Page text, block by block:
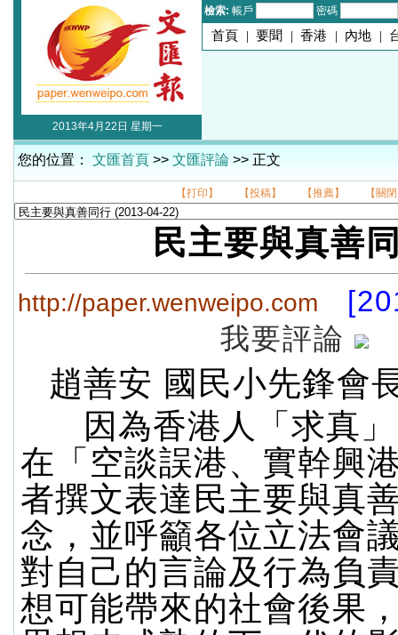
檢索: 帳戶 密碼
首頁 | 要聞 | 香港 | 內地 |
2013年4月22日 星期一
您的位置： 文匯首頁 >> 文匯評論 >> 正文
【打印】 【投稿】 【推薦】 【關
民主要與真善
http://paper.wenweipo.com
我要評論
趙善安 國民小先鋒會
因為香港人「求真
在「空談誤港、實幹興
者撰文表達民主要與真
念，並呼籲各位立法會
對自己的言論及行為負
想可能帶來的社會後果